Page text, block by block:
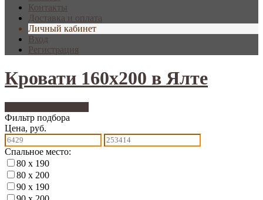
Контакты
Доставка и оплата
Личный кабинет
Вход
Регистрация
Кровати 160х200 в Ялте
Фильтр подбора
Цена, руб.
Спальное место:
80 х 190
80 х 200
90 х 190